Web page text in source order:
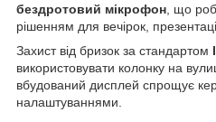
бездротовий мікрофон , що
рішенням для вечірок,
Захист від бризок за стандартом
використовувати колонку на
вбудований дисплей спрощує
налаштуваннями.